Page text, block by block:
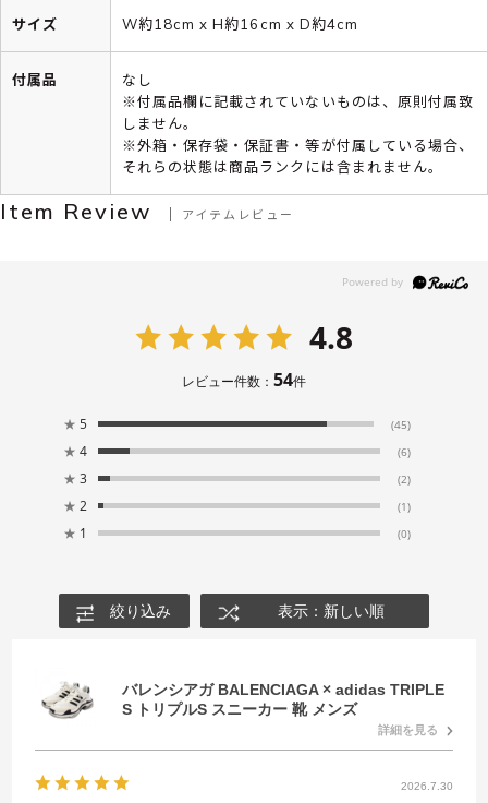
サイズ W約18cm x H約16cm x D約4cm
付属品
なし
※付属品欄に記載されていないものは、原則付属致
しません。
※外箱・保存袋・保証書・等が付属している場合、
それらの状態は商品ランクには含まれません。
Item Review アイテムレビュー
4.8
レビュー件数： 54件
★ 5 (45)
★ 4 (6)
★ 3 (2)
★ 2 (1)
★ 1 (0)
絞り込み 表示：新しい順
バレンシアガ BALENCIAGA × adidas TRIPLE
S トリプルS スニーカー 靴 メンズ
詳細を見る
2026.7.30